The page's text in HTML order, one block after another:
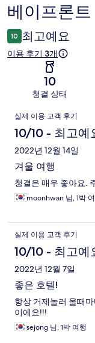
이
용
후
베이프론
10 최고예요
이용 후기 3개
10
청결 상태
이
용
후
기
실제 이용 고객 후기
10/10 - 최고예
2022년 12월 14일
겨울 여행
청결은 매우 좋아요.
moonhwan 님, 1박
실제 이용 고객 후기
10/10 - 최고예
2022년 12월 7일
좋은 호텔!
항상 거제놀러 올때
이에요!!!
sejong 님, 1박 여행